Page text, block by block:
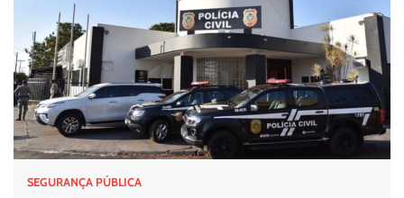
SEGURANÇA PÚBLICA